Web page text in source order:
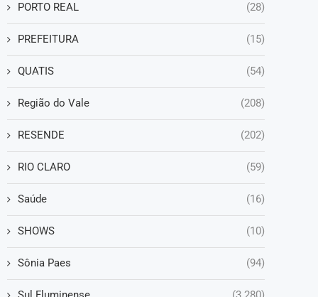
PORTO REAL (28)
PREFEITURA (15)
QUATIS (54)
Região do Vale (208)
RESENDE (202)
RIO CLARO (59)
Saúde (16)
SHOWS (10)
Sônia Paes (94)